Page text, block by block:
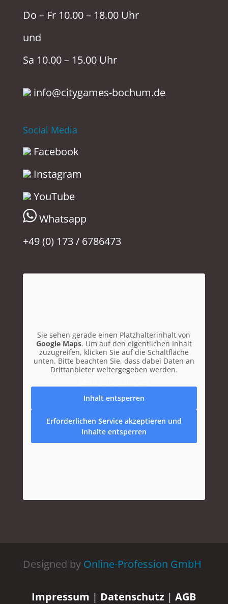
Do – Fr 10.00 – 18.00 Uhr
und
Sa 10.00 – 15.00 Uhr
info@citygames-bochum.de
Social Media
Facebook
Instagram
YouTube
Whatsapp
+49 (0) 173 / 6786473
Sie sehen gerade einen Platzhalterinhalt von
Google Maps. Um auf den eigentlichen Inhalt
zuzugreifen, klicken Sie auf die Schaltfläche
unten. Bitte beachten Sie, dass dabei Daten an
Drittanbieter weitergegeben werden.
Inhalt entsperren
Erforderlichen Service akzeptieren und
Inhalte entsperren
Designed by Online-Profession GmbH
Impressum | Datenschutz |AGB